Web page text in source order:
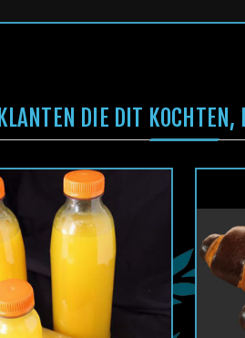
KLANTEN DIE DIT KOCHTEN,